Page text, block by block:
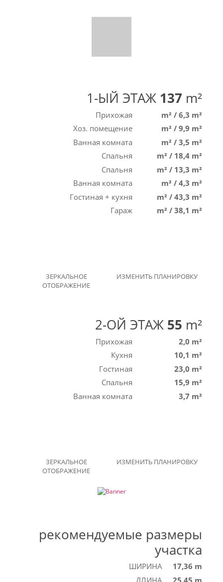
1-ЫЙ ЭТАЖ 137 m²
Прихожая m² / 6,3 m²
Хоз. помещение
m² / 9,9 m²
Ванная комната
m² / 3,5 m²
Спальня
m² / 18,4 m²
Спальня
m² / 13,3 m²
Ванная комната
m² / 4,3 m²
Гостиная + кухня
m² / 43,3 m²
Гараж
m² / 38,1 m²
ЗЕРКАЛЬНОЕ
ОТОБРАЖЕНИЕ
ИЗМЕНИТЬ ПЛАНИРОВКУ
2-ОЙ ЭТАЖ 55 m²
Прихожая
2,0 m²
Кухня
10,1 m²
Гостиная
23,0 m²
Спальня
15,9 m²
Ванная комната
3,7 m²
ЗЕРКАЛЬНОЕ
ОТОБРАЖЕНИЕ
ИЗМЕНИТЬ ПЛАНИРОВКУ
рекомендуемые размеры
участка
ШИРИНА
17,36 m
ДЛИНА
25,45 m